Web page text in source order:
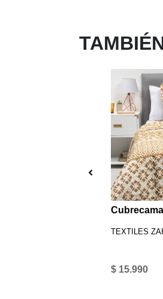
TEXTILES
$ 15.990